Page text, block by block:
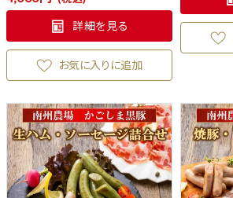
詳細を見る
お気に入りに追加